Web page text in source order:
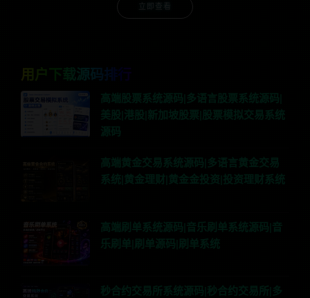
用户下载源码排行
高端股票系统源码|多语言股票系统源码|
美股|港股|新加坡股票|股票模拟交易系统
源码
高端黄金交易系统源码|多语言黄金交易
系统|黄金理财|黄金金投资|投资理财系统
高端刷单系统源码|音乐刷单系统源码|音
乐刷单|刷单源码|刷单系统
秒合约交易所系统源码|秒合约交易所|多